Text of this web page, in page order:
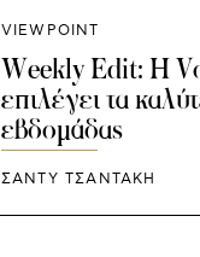
VIEWPOINT
Weekly Edit: Η
επιλέγει τα
εβδομάδας
ΣΑΝΤΥ ΤΣΑΝΤΑΚΗ